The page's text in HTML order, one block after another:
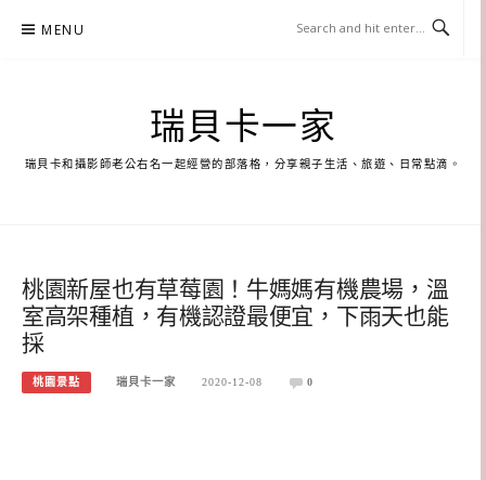
MENU
瑞貝卡一家
瑞貝卡和攝影師老公右名一起經營的部落格，分享親子生活、旅遊、日常點滴。
桃園新屋也有草莓園！牛媽媽有機農場，溫
室高架種植，有機認證最便宜，下雨天也能
採
桃園景點 瑞貝卡一家 2020-12-08 0